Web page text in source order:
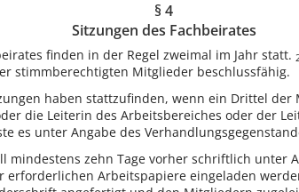
§ 4
Sitzungen des Fachbeirates
finden in der Regel zweimal im Jahr statt.
stimmberechtigten Mitglieder beschlussfähig.
haben stattzufinden, wenn ein Drittel der
die Leiterin des Arbeitsbereiches oder der
es unter Angabe des
mindestens zehn Tage vorher schriftlich unter
erforderlichen Arbeitspapiere eingeladen